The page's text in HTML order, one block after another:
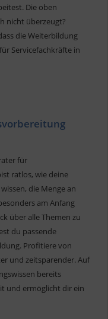
Die oben
nicht überzeugt?
die Weiterbildung
Servicefachkräfte in
für
ratlos, wie deine
die Menge an
am Anfang
über alle Themen zu
du passende
Profitiere von
und zeitsparender. Auf
bereits
und ermöglicht dir ein